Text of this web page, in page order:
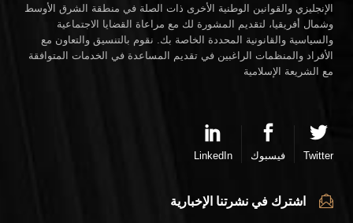
الإنجليزي والقوانين الوطنية الأخرى ذات الصلة في منطقة الشرق الأوسط
وشمال أفريقيا، لتقديم المشورة لك مع مراعاة القضايا الاجتماعية
والسياسية والقانونية المحددة الخاصة بك. نقوم بالتنسيق والتعاون مع
الأفراد والمنظمات الراغبين في تقديم المساعدة في الخدمات المتوافقة
مع الشريعة الإسلامية
Twitter فيسبوك LinkedIn
اشترك في نشرتنا الإخبارية